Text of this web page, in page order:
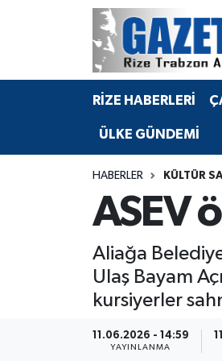
RİZE HABERLERİ
ÜLKE GÜNDEMİ
HABERLER KÜLTÜR
ASEV
Aliağa
Ulaş Bayam
kursiyerler
11.06.2026 - 14:59
YAYINLANMA
BÖLGEMİZ
Bilim Teknoloji
Advertising news
Merkez Nöbetçi Eczaneler
Merkez Hava Durumu
Merkez Trafik Yoğunluk
Tüm Manşetler
Son Dakika Haberleri
Haber Arşivi